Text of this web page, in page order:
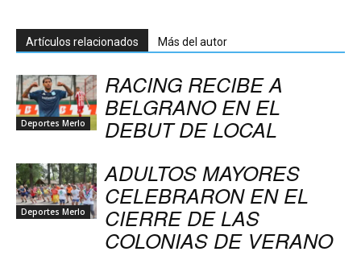
Artículos relacionados Más del autor
Deportes Merlo
RACING RECIBE A
BELGRANO EN EL
DEBUT DE LOCAL
Deportes Merlo
ADULTOS MAYORES
CELEBRARON EN EL
CIERRE DE LAS
COLONIAS DE VERANO